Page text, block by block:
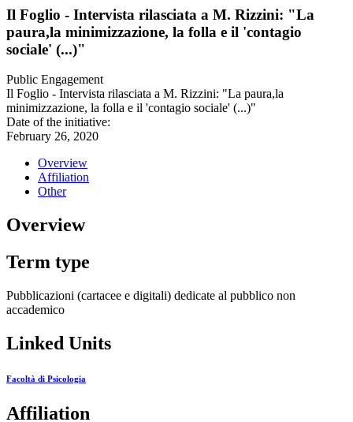
Il Foglio - Intervista rilasciata a M. Rizzini: "La
paura,la minimizzazione, la folla e il 'contagio
sociale' (...)"
Public Engagement
Il Foglio - Intervista rilasciata a M. Rizzini: "La paura,la
minimizzazione, la folla e il 'contagio sociale' (...)"
Date of the initiative:
February 26, 2020
Overview
Affiliation
Other
Overview
Term type
Pubblicazioni (cartacee e digitali) dedicate al pubblico non
accademico
Linked Units
Facoltà di Psicologia
Affiliation